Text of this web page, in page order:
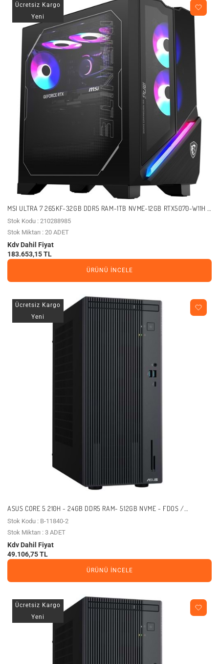
Ücretsiz Kargo
Yeni
MSI ULTRA 7 265KF-32GB DDR5 RAM-1TB NVME-12GB RTX5070-W11H /
MPG INFINITE X3 AI 2NVP7-640EU
Stok Kodu : 210288985
Stok Miktarı : 20 ADET
Kdv Dahil Fiyat
183.653,15 TL
ÜRÜNÜ İNCELE
Ücretsiz Kargo
Yeni
ASUS CORE 5 210H - 24GB DDR5 RAM- 512GB NVME - FDOS /
EXPERTCENTER P500MV-C52108512B0D (11840)
Stok Kodu : B-11840-2
Stok Miktarı : 3 ADET
Kdv Dahil Fiyat
49.106,75 TL
ÜRÜNÜ İNCELE
Ücretsiz Kargo
Yeni